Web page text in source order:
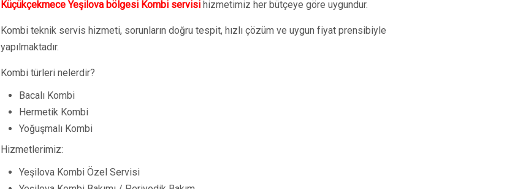
Küçükçekmece Yeşilova bölgesi Kombi servisi hizmetimiz her bütçeye göre uygundur.
Kombi teknik servis hizmeti, sorunların doğru tespit, hızlı çözüm ve uygun fiyat prensibiyle
yapılmaktadır.
Kombi türleri nelerdir?
Bacalı Kombi
Hermetik Kombi
Yoğuşmalı Kombi
Hizmetlerimiz:
Yeşilova Kombi Özel Servisi